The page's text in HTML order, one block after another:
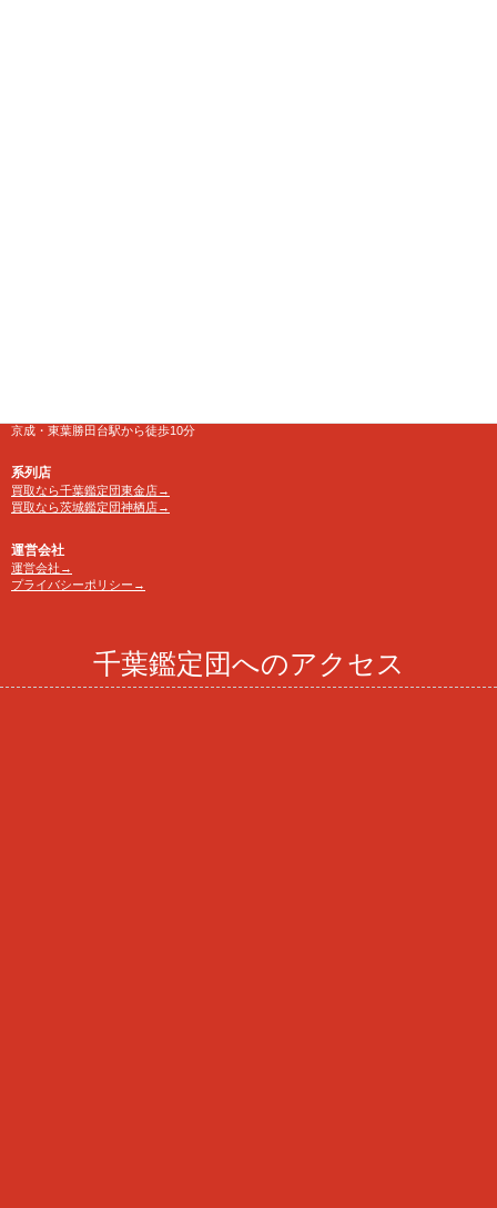
京成・東葉勝田台駅から徒歩10分
系列店
買取なら千葉鑑定団東金店→
買取なら茨城鑑定団神栖店→
運営会社
運営会社→
プライバシーポリシー→
千葉鑑定団へのアクセス